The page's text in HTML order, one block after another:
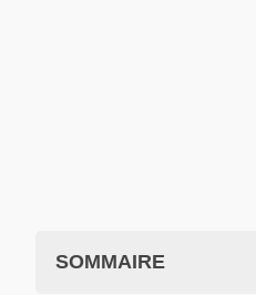
SOMMAIRE